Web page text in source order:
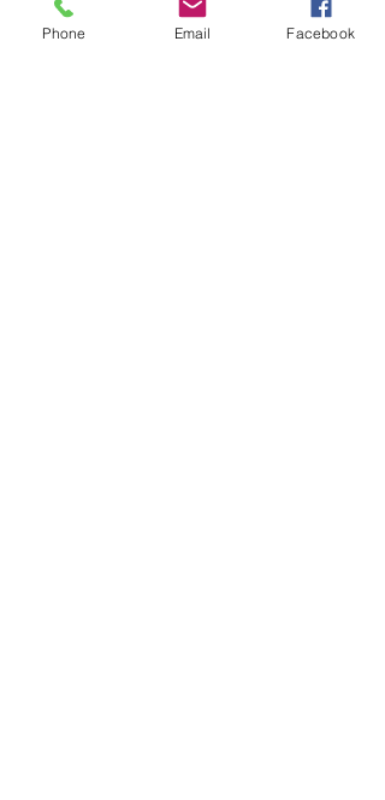
Politique du magasin
Phone Email Facebook